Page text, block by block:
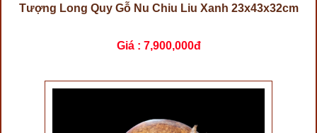
Tượng Long Quy Gỗ Nu Chiu Liu Xanh 23x43x32cm
Giá : 7,900,000đ